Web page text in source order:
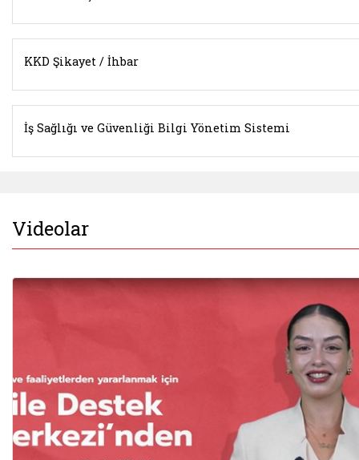
KKD Şikayet / İhbar
İş Sağlığı ve Güvenliği Bilgi Yönetim Sistemi
Videolar